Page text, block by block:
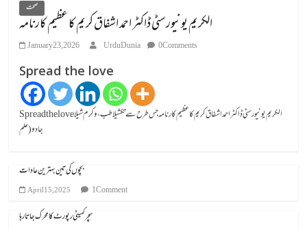
صحت
الکریم یونیورسٹی ڈاکٹر احمد اشفاق کریم کا عظیم کارنامہ
January 23, 2026 UrduDunia 0 Comments
Spread the love
Spread the loveالکریم یونیورسٹی ڈاکٹر احمد اشفاق کریم کا عظیم کارنامہ جس طرح سے تکشیلا طب، وکرم شیلا
جادو (علم
بچوں کی تین بہترین عادات
April 15, 2025 1 Comment
سچر کمیٹی رپورٹ کا محرک جاتا رہا